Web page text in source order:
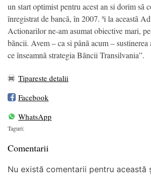
un start optimist pentru acest an si dorim sã
înregistrat de bancã, în 2007. ªi la aceastã
Actionarilor ne-am asumat obiective mari,
bãncii. Avem – ca si pânã acum –
ce înseamnã strategia Bãncii Transilvania”.
Tipareste detalii
Facebook
WhatsApp
Taguri:
Comentarii
Nu există comentarii pentru această